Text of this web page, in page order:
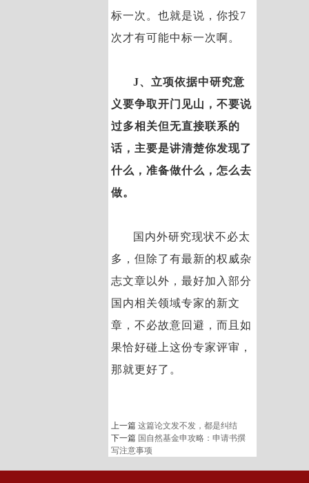
标一次。也就是说，你投7
次才有可能中标一次啊。
J、立项依据中研究意
义要争取开门见山，不要说
过多相关但无直接联系的
话，主要是讲清楚你发现了
什么，准备做什么，怎么去
做。
国内外研究现状不必太
多，但除了有最新的权威杂
志文章以外，最好加入部分
国内相关领域专家的新文
章，不必故意回避，而且如
果恰好碰上这份专家评审，
那就更好了。
上一篇这篇论文发不发，都是纠结
下一篇 国自然基金申攻略：申请书撰
写注意事项